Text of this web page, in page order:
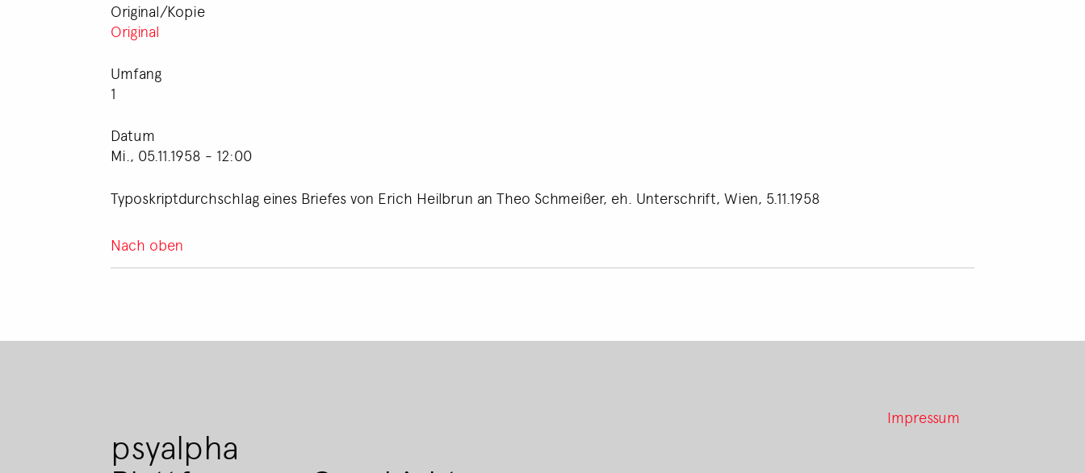
Original/Kopie
Original
Umfang
1
Datum
Mi., 05.11.1958 - 12:00
Typoskriptdurchschlag eines Briefes von Erich Heilbrun an Theo Schmeißer, eh. Unterschrift, Wien, 5.11.1958
Nach oben
psyalpha
Impressum